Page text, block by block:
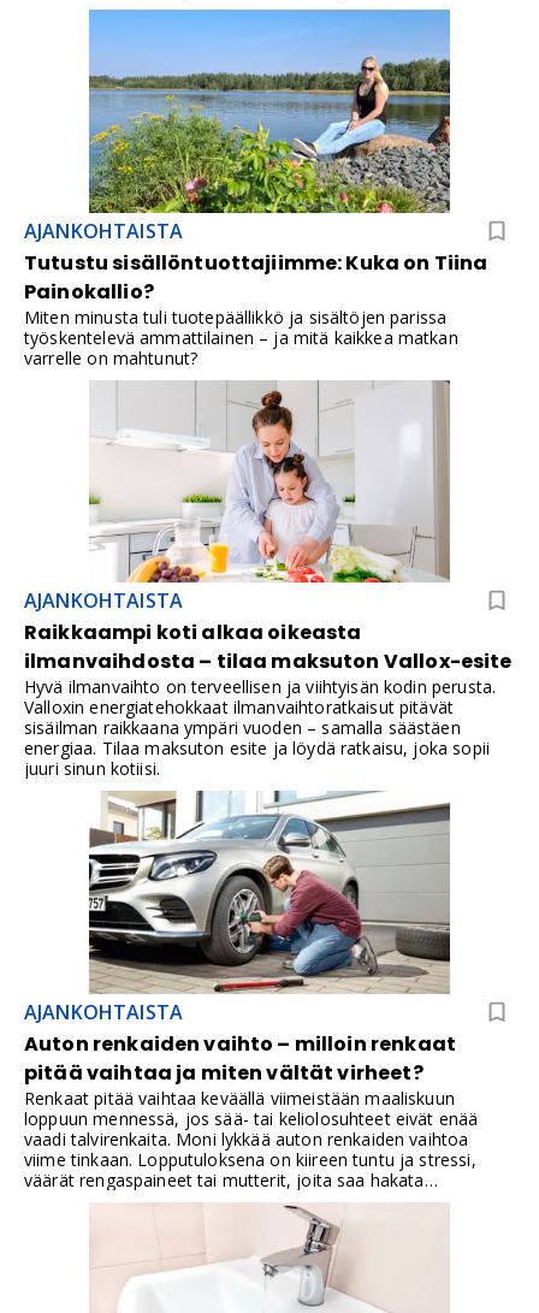
AJANKOHTAISTA
Tutustu sisällöntuottajiimme: Kuka on Tiina
Painokallio?
Miten minusta tuli tuotepäällikkö ja sisältöjen parissa
työskentelevä ammattilainen – ja mitä kaikkea matkan
varrelle on mahtunut?
AJANKOHTAISTA
Raikkaampi koti alkaa oikeasta
ilmanvaihdosta – tilaa maksuton Vallox-esite
Hyvä ilmanvaihto on terveellisen ja viihtyisän kodin perusta.
Valloxin energiatehokkaat ilmanvaihtoratkaisut pitävät
sisäilman raikkaana ympäri vuoden – samalla säästäen
energiaa. Tilaa maksuton esite ja löydä ratkaisu, joka sopii
juuri sinun kotiisi.
AJANKOHTAISTA
Auton renkaiden vaihto – milloin renkaat
pitää vaihtaa ja miten vältät virheet?
Renkaat pitää vaihtaa keväällä viimeistään maaliskuun
loppuun mennessä, jos sää- tai keliolosuhteet eivät enää
vaadi talvirenkaita. Moni lykkää auton renkaiden vaihtoa
viime tinkaan. Lopputuloksena on kiireen tuntu ja stressi,
väärät rengaspaineet tai mutterit, joita saa hakata
ristikkoavaimella hiki päässä ja pahimmassa tapauksessa
pultin/mutterin pää muljaantuu pilalle prosessin aikana.